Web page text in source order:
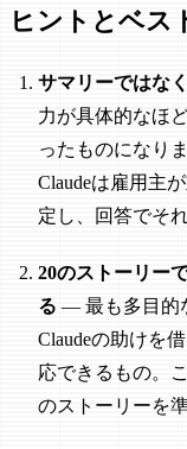
ヒントとベス
サマリーではな
力が具体的なほ
ったものになり
Claudeは雇用主
定し、回答でそ
20のストーリー
る — 最も多目的
Claudeの助けを
応できるもの。
のストーリーを